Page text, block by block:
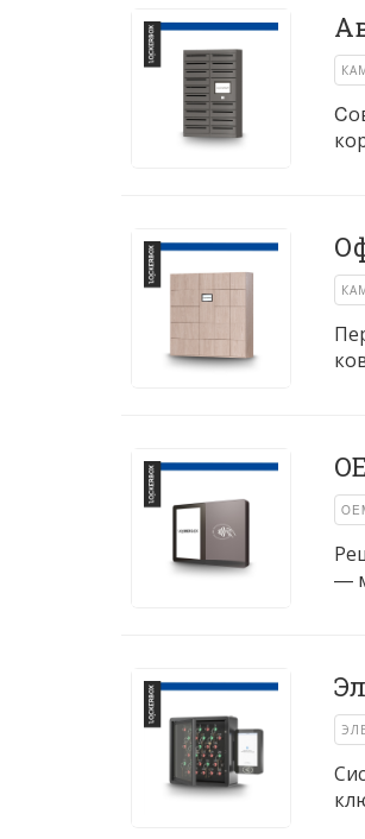
—